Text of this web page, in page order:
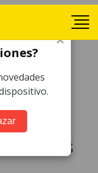
MP
lunes
×